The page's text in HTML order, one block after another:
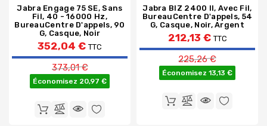
Jabra Engage 75 SE, Sans
Fil, 40 - 16000 Hz,
BureauCentre D'appels, 90
G, Casque, Noir
352,04 € TTC
Prix de base
373,01 €
Économisez 20,97 €
Jabra BIZ 2400 II, Avec Fil,
BureauCentre D'appels, 54
G, Casque, Noir, Argent
212,13 € TTC
Prix de base
225,26 €
Économisez 13,13 €